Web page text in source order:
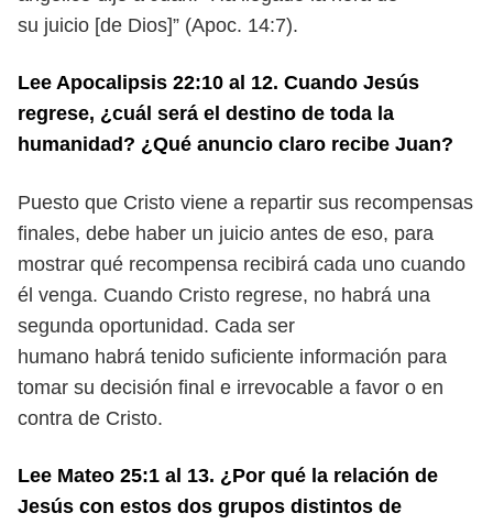
su juicio [de Dios]” (Apoc. 14:7).
Lee Apocalipsis 22:10 al 12. Cuando Jesús
regrese, ¿cuál será el destino de toda la
humanidad? ¿Qué anuncio claro recibe Juan?
Puesto que Cristo viene a repartir sus recompensas
finales, debe haber un juicio antes de eso, para
mostrar qué recompensa recibirá cada uno cuando
él venga. Cuando Cristo regrese, no habrá una
segunda oportunidad. Cada ser
humano habrá tenido suficiente información para
tomar su decisión final e irrevocable a favor o en
contra de Cristo.
Lee Mateo 25:1 al 13. ¿Por qué la relación de
Jesús con estos dos grupos distintos de